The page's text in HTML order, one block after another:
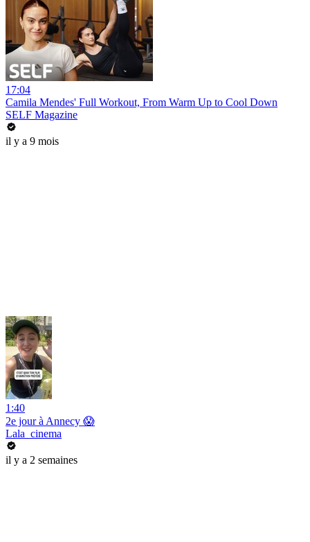
17:04
Camila Mendes' Full Workout, From Warm Up to Cool Down
SELF Magazine
il y a 9 mois
1:40
2e jour à Annecy 😱
Lala_cinema
il y a 2 semaines